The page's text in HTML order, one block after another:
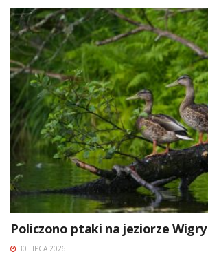
Policzono ptaki na jeziorze Wigry
30 LIPCA 2026